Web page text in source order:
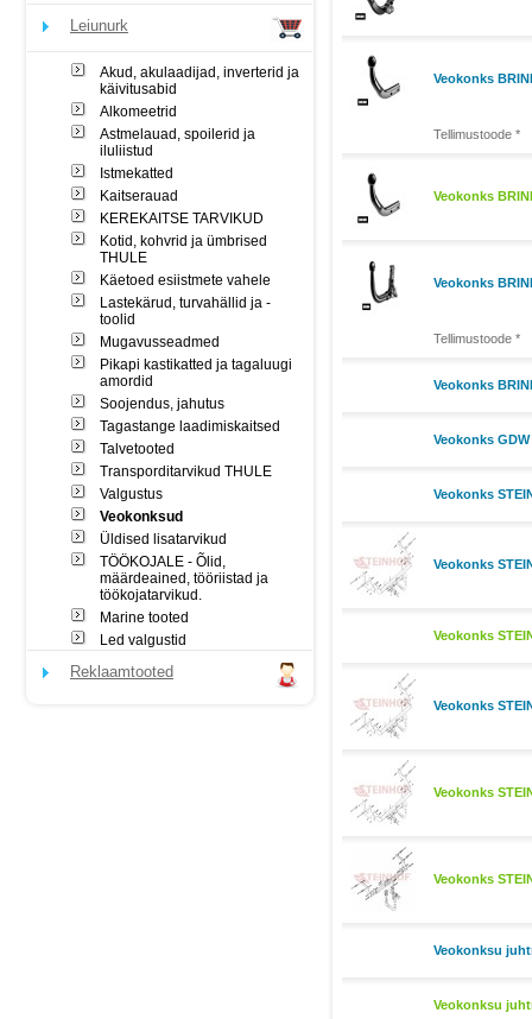
Leiunurk
Akud, akulaadijad, inverterid ja
käivitusabid
Alkomeetrid
Astmelauad, spoilerid ja
iluliistud
Istmekatted
Kaitserauad
KEREKAITSE TARVIKUD
Kotid, kohvrid ja ümbrised
THULE
Käetoed esiistmete vahele
Lastekärud, turvahällid ja -
toolid
Mugavusseadmed
Pikapi kastikatted ja tagaluugi
amordid
Soojendus, jahutus
Tagastange laadimiskaitsed
Talvetooted
Transporditarvikud THULE
Valgustus
Veokonksud
Üldised lisatarvikud
TÖÖKOJALE - Õlid,
määrdeained, tööriistad ja
töökojatarvikud.
Marine tooted
Led valgustid
Reklaamtooted
Veokonks
Tellimustoode *
Veokonks
Veokonks
Tellimustoode *
Veokonks
Veokonks
Veokonks
Veokonks
Veokonks
Veokonks
Veokonks
Veokonks
Veokonksu
Veokonksu